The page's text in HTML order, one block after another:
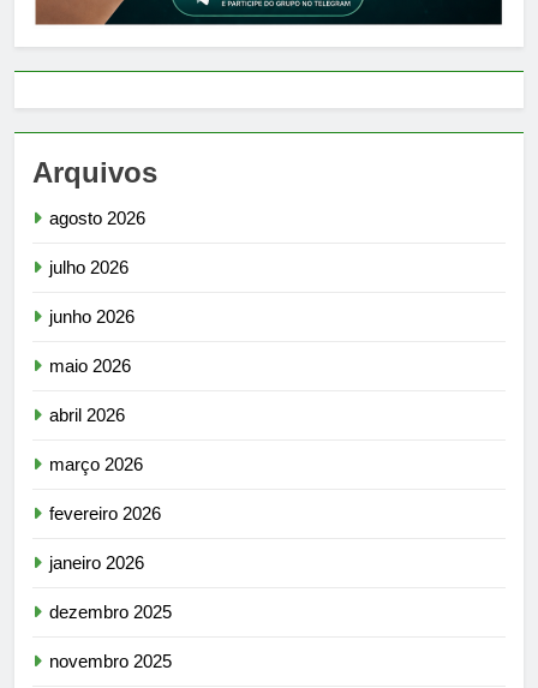
Arquivos
agosto 2026
julho 2026
junho 2026
maio 2026
abril 2026
março 2026
fevereiro 2026
janeiro 2026
dezembro 2025
novembro 2025